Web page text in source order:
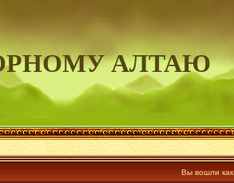
АЛТАЮ
Вы вошли как